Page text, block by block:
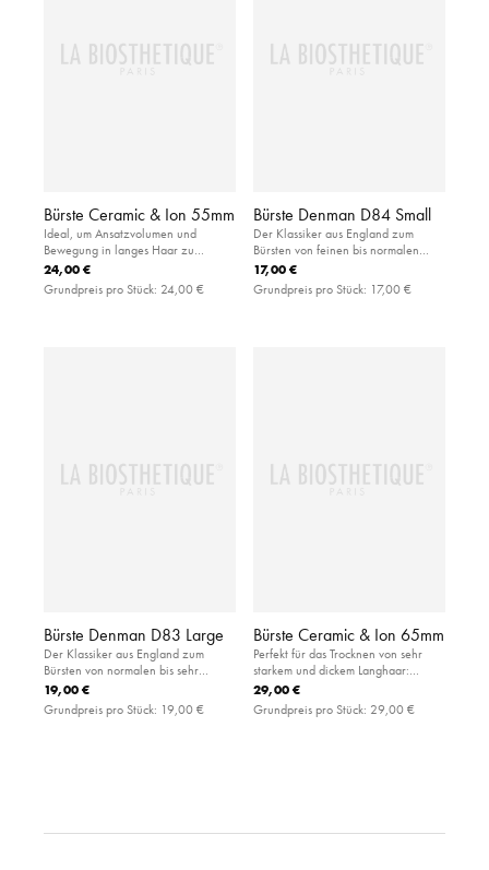
Bürste Ceramic & Ion 55mm
Ideal, um Ansatzvolumen und
Bewegung in langes Haar zu
bringen: handliche Rundbürste aus
Keramik für eine kürzere
Trocknungszeit
24,00 €
Grundpreis pro Stück: 24,00 €
Bürste Denman D84 Small
Der Klassiker aus England zum
Bürsten von feinen bis normalen
Haaren: kleine Paddlebürste mit
luftgefedertem Gummikissen aus
Kautschuk
17,00 €
Grundpreis pro Stück: 17,00 €
Bürste Denman D83 Large
Der Klassiker aus England zum
Bürsten von normalen bis sehr
dicken, langen Haaren: große
Paddlebürste mit luftgefedertem
Gummikissen aus Kautschuk
19,00 €
Grundpreis pro Stück: 19,00 €
Bürste Ceramic & Ion 65mm
Perfekt für das Trocknen von sehr
starkem und dickem Langhaar:
handliche Rundbürste aus Keramik
mit besonderer Griffigkeit im Haar
29,00 €
Grundpreis pro Stück: 29,00 €